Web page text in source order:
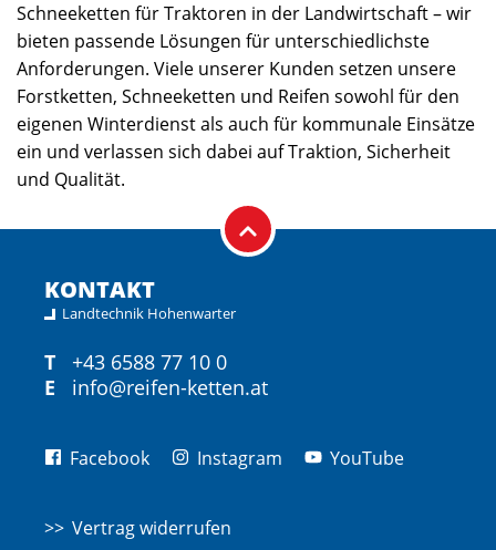
Schneeketten für Traktoren in der Landwirtschaft – wir
bieten passende Lösungen für unterschiedlichste
Anforderungen. Viele unserer Kunden setzen unsere
Forstketten, Schneeketten und Reifen sowohl für den
eigenen Winterdienst als auch für kommunale Einsätze
ein und verlassen sich dabei auf Traktion, Sicherheit
und Qualität.
KONTAKT
Landtechnik Hohenwarter
T
+43 6588 77 10 0
E
info@reifen-ketten.at
Facebook Instagram YouTube
Vertrag widerrufen